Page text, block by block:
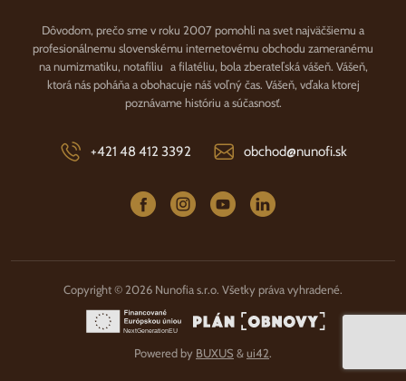
Dôvodom, prečo sme v roku 2007 pomohli na svet najväčšiemu a
profesionálnemu slovenskému internetovému obchodu zameranému
na numizmatiku, notafíliu a filatéliu, bola zberateľská vášeň. Vášeň,
ktorá nás poháňa a obohacuje náš voľný čas. Vášeň, vďaka ktorej
poznávame históriu a súčasnosť.
+421 48 412 3392 obchod@nunofi.sk
Copyright © 2026 Nunofia s.r.o. Všetky práva vyhradené.
Powered by BUXUS &ui42.